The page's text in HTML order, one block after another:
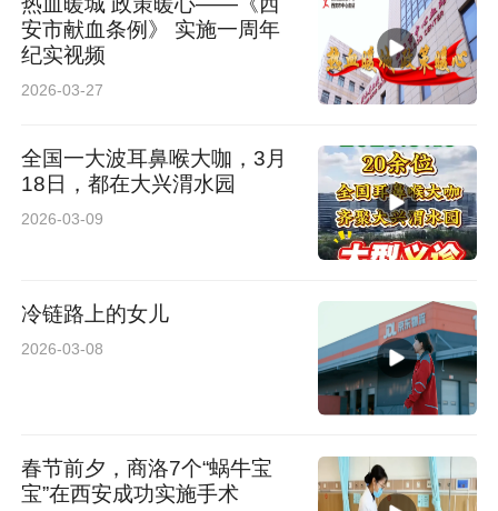
安市献血条例》 实施一周年
纪实视频
2026-03-27
全国一大波耳鼻喉大咖，3月
18日，都在大兴渭水园
2026-03-09
冷链路上的女儿
2026-03-08
春节前夕，商洛7个“蜗牛宝
宝”在西安成功实施手术